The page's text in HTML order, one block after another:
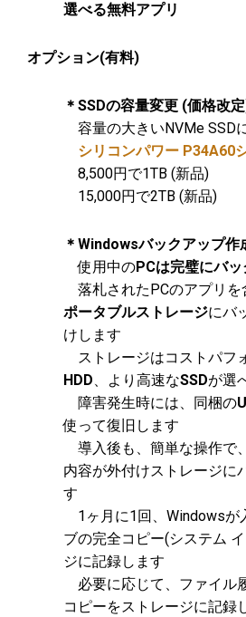
選べる無料アプリ
オプション(有料)
＊SSDの容量変更 (価格改
容量の大きいNVMe SSD
シリコンパワー P34A60
8,500円で1TB (新品)
15,000円で2TB (新品)
＊Windowsバックアップ作
使用中のPCは完璧にバ
落札されたPCのアプリを
ポータブルストレージにバ
けします
ストレージはコストパフ
HDD、より高速なSSDが選
障害発生時には、同梱の
使って復旧します
導入後も、簡単な操作で
内容が外付けストレージに
す
1ヶ月に1回、Windowsが
ブの完全コピー(システム
ジに記録します
必要に応じて、ファイル
コピーをストレージに記録